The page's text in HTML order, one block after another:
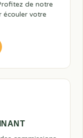
de notre
écouler votre